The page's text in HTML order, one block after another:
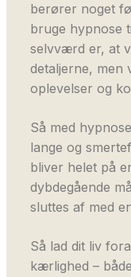
berører noget
bruge hypnose
selvværd er, at
detaljerne, men
oplevelser og
Så med
lange og
bliver helet på
dybdegående
sluttes af med
Så lad dit liv
kærlighed –